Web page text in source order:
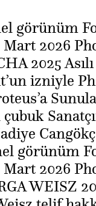
görünüm
2026
2025
izniyle
görünüm
2026
WEISZ